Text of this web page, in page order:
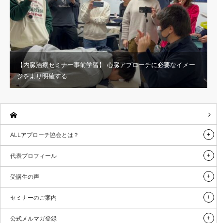
【内臓治療セミナー事前学習】 心臓アプローチに必要なイメー
ジをより明確する
ALLアプローチ協会とは？
代表プロフィール
受講生の声
セミナーのご案内
公式メルマガ登録